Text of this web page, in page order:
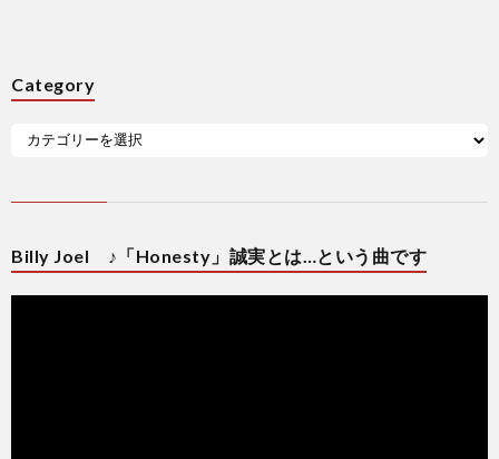
Category
Billy Joel ♪「Honesty」誠実とは…という曲です
動